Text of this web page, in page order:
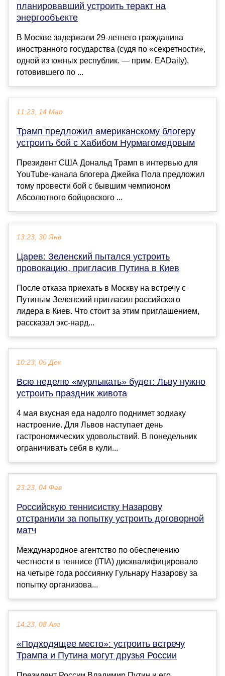
планировавший устроить теракт на
энергообъекте
В Москве задержали 29-летнего гражданина
иностранного государства (судя по «секретности»,
одной из южных республик. — прим. EADaily),
готовившего по ...
11:23, 14 Мар
Трамп предложил американскому блогеру
устроить бой с Хабибом Нурмагомедовым
Президент США Дональд Трамп в интервью для
YouTube-канала блогера Джейка Пола предложил
тому провести бой с бывшим чемпионом
Абсолютного бойцовского ...
13:23, 30 Янв
Царев: Зеленский пытался устроить
провокацию, пригласив Путина в Киев
После отказа приехать в Москву на встречу с
Путиным Зеленский пригласил российского
лидера в Киев. Что стоит за этим приглашением,
рассказал экс-нард...
10:23, 05 Дек
Всю неделю «мурлыкать» будет: Льву нужно
устроить праздник живота
4 мая вкусная еда надолго поднимет зодиаку
настроение. Для Львов наступает день
гастрономических удовольствий. В понедельник
ограничивать себя в кули...
23:23, 04 Фев
Российскую теннисистку Назарову
отстранили за попытку устроить договорной
матч
Международное агентство по обеспечению
честности в теннисе (ITIA) дисквалифицировало
на четыре года россиянку Гульнару Назарову за
попытку организова...
14:23, 08 Авг
«Подходящее место»: устроить встречу
Трампа и Путина могут друзья России